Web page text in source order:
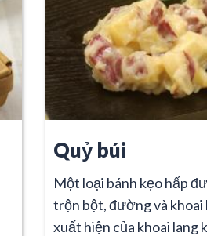
Quỷ búi
Một loại bánh kẹo hấp
trộn bột, đường và khoai
xuất hiện của khoai lang